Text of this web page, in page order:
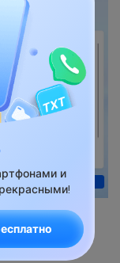
и подключите
другое
и